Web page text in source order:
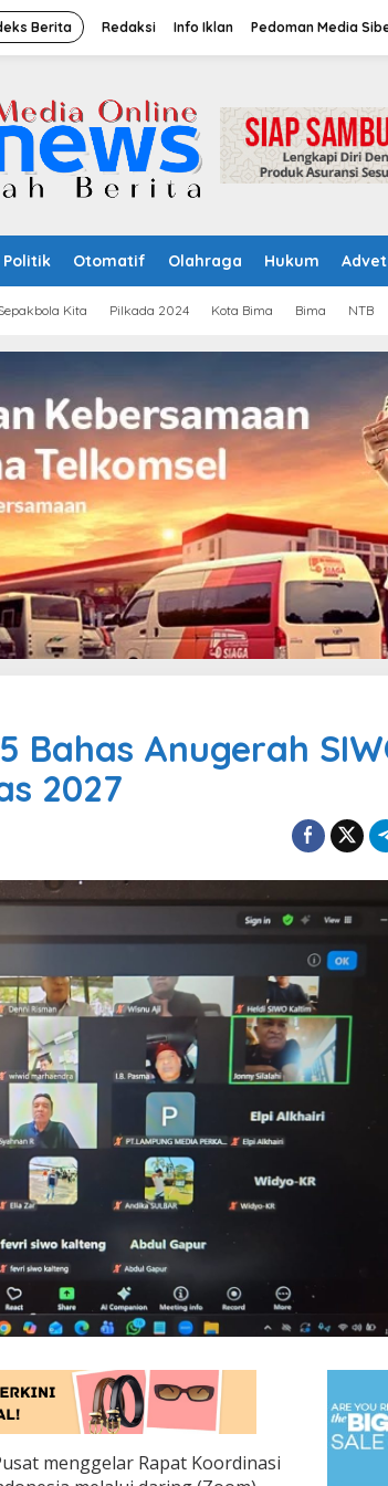
Berita Redaksi Info Iklan Pedoman Media
Politik Otomatif Olahraga Hukum
Kita Pilkada 2024 Kota Bima Bima NTB
Bahas Anugerah
2027
menggelar Rapat Koordinasi